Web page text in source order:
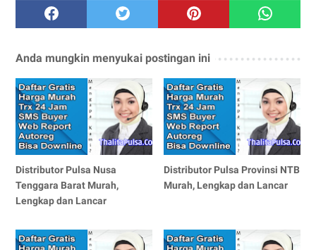
Anda mungkin menyukai postingan ini
Distributor Pulsa Nusa
Tenggara Barat Murah,
Lengkap dan Lancar
Distributor Pulsa Provinsi NTB
Murah, Lengkap dan Lancar